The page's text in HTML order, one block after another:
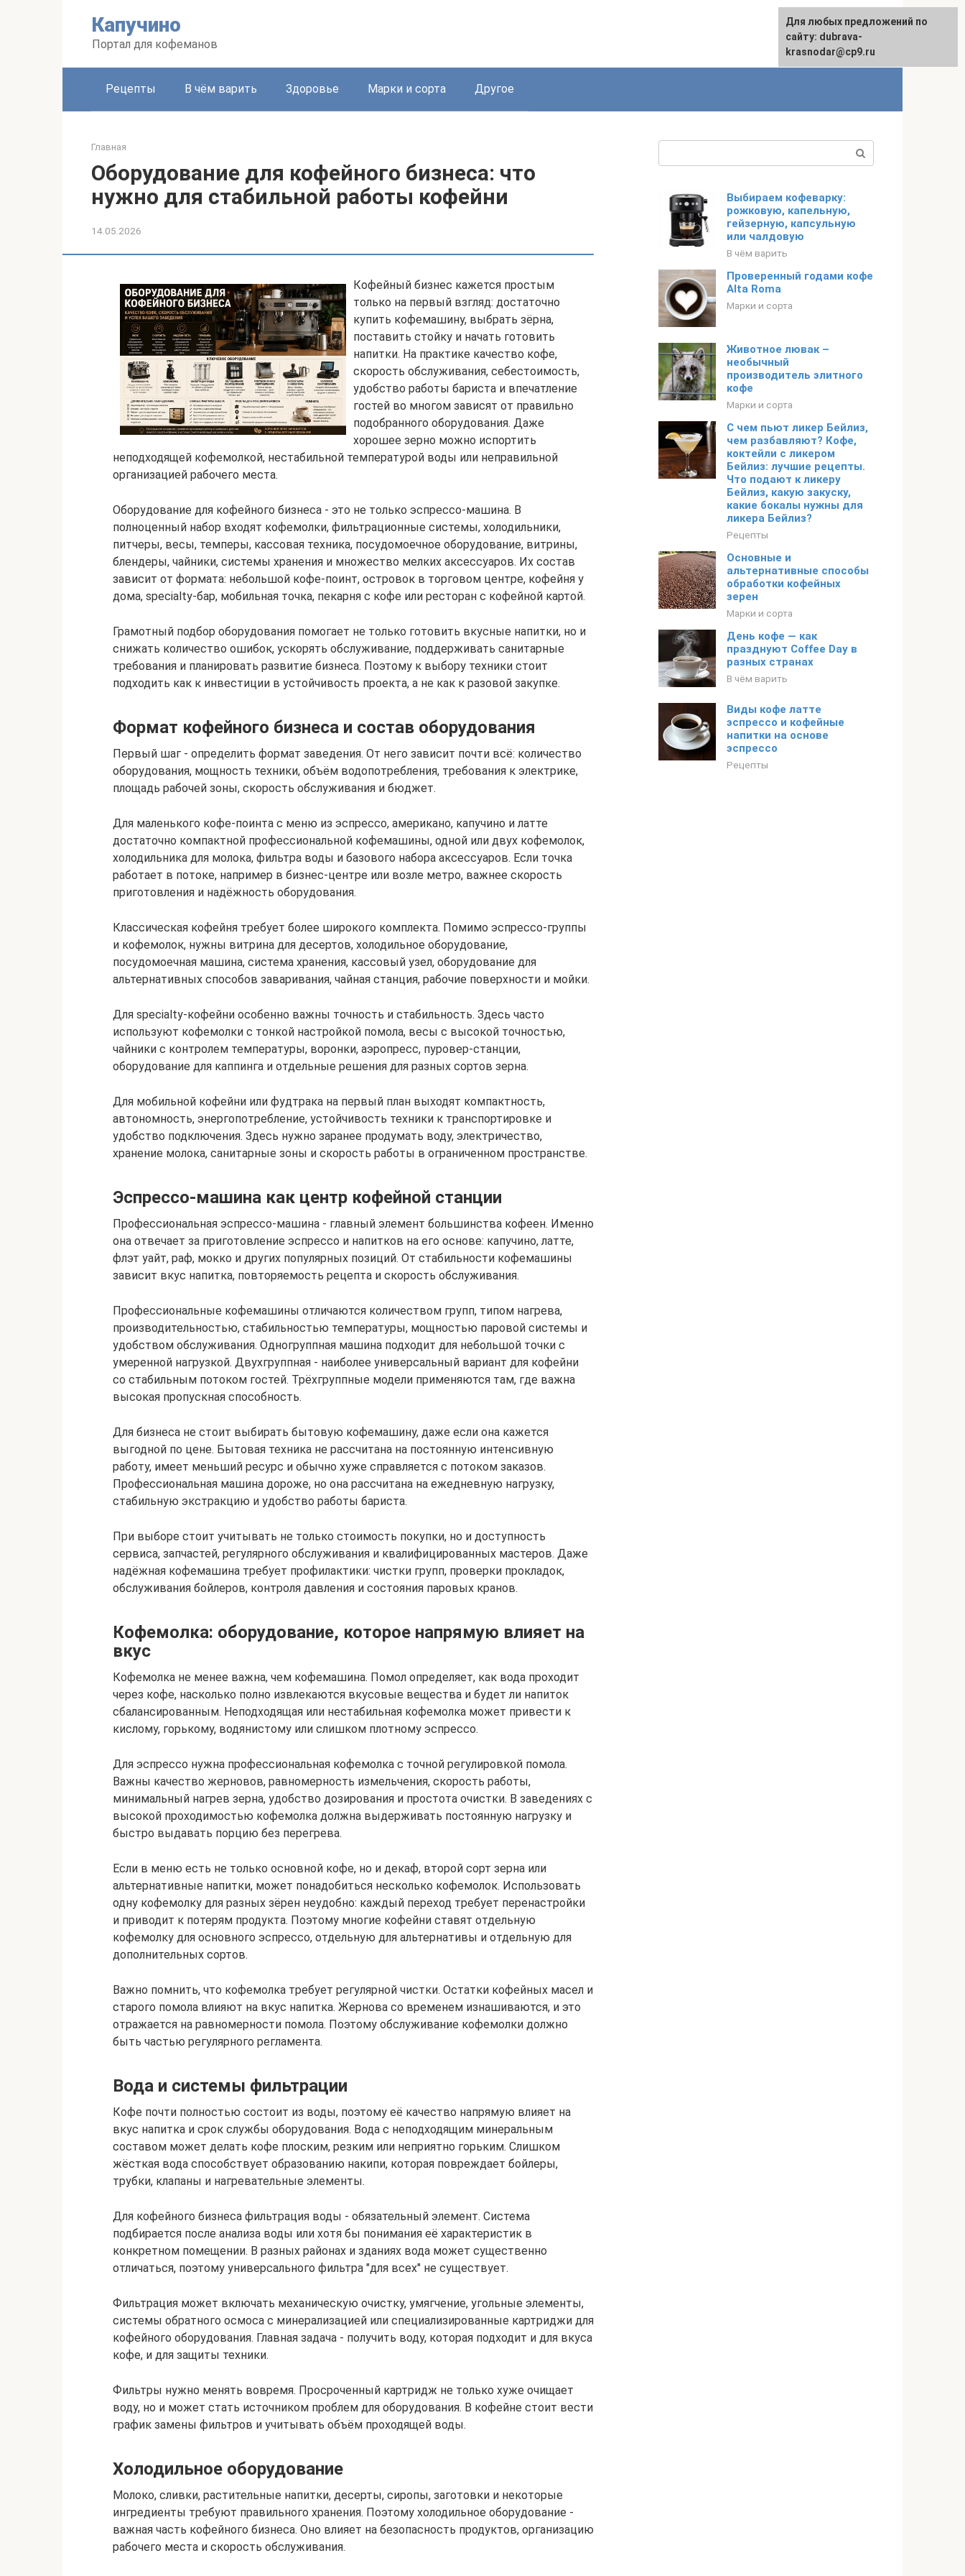
Капучино
Портал для кофеманов
Рецепты В чём варить Здоровье Марки и сорта Другое
Главная
Оборудование для кофейного бизнеса: что
нужно для стабильной работы кофейни
14.05.2026
Кофейный бизнес кажется простым
только на первый взгляд: достаточно
купить кофемашину, выбрать зёрна,
поставить стойку и начать готовить
напитки. На практике качество кофе,
скорость обслуживания, себестоимость,
удобство работы бариста и впечатление
гостей во многом зависят от правильно
подобранного оборудования. Даже
хорошее зерно можно испортить
неподходящей кофемолкой, нестабильной температурой воды или неправильной
организацией рабочего места.
Оборудование для кофейного бизнеса - это не только эспрессо-машина. В
полноценный набор входят кофемолки, фильтрационные системы, холодильники,
питчеры, весы, темперы, кассовая техника, посудомоечное оборудование, витрины,
блендеры, чайники, системы хранения и множество мелких аксессуаров. Их состав
зависит от формата: небольшой кофе-поинт, островок в торговом центре, кофейня у
дома, specialty-бар, мобильная точка, пекарня с кофе или ресторан с кофейной картой.
Грамотный подбор оборудования помогает не только готовить вкусные напитки, но и
снижать количество ошибок, ускорять обслуживание, поддерживать санитарные
требования и планировать развитие бизнеса. Поэтому к выбору техники стоит
подходить как к инвестиции в устойчивость проекта, а не как к разовой закупке.
Формат кофейного бизнеса и состав оборудования
Первый шаг - определить формат заведения. От него зависит почти всё: количество
оборудования, мощность техники, объём водопотребления, требования к электрике,
площадь рабочей зоны, скорость обслуживания и бюджет.
Для маленького кофе-поинта с меню из эспрессо, американо, капучино и латте
достаточно компактной профессиональной кофемашины, одной или двух кофемолок,
холодильника для молока, фильтра воды и базового набора аксессуаров. Если точка
работает в потоке, например в бизнес-центре или возле метро, важнее скорость
приготовления и надёжность оборудования.
Классическая кофейня требует более широкого комплекта. Помимо эспрессо-группы
и кофемолок, нужны витрина для десертов, холодильное оборудование,
посудомоечная машина, система хранения, кассовый узел, оборудование для
альтернативных способов заваривания, чайная станция, рабочие поверхности и мойки.
Для specialty-кофейни особенно важны точность и стабильность. Здесь часто
используют кофемолки с тонкой настройкой помола, весы с высокой точностью,
чайники с контролем температуры, воронки, аэропресс, пуровер-станции,
оборудование для каппинга и отдельные решения для разных сортов зерна.
Для мобильной кофейни или фудтрака на первый план выходят компактность,
автономность, энергопотребление, устойчивость техники к транспортировке и
удобство подключения. Здесь нужно заранее продумать воду, электричество,
хранение молока, санитарные зоны и скорость работы в ограниченном пространстве.
Эспрессо-машина как центр кофейной станции
Профессиональная эспрессо-машина - главный элемент большинства кофеен. Именно
она отвечает за приготовление эспрессо и напитков на его основе: капучино, латте,
флэт уайт, раф, мокко и других популярных позиций. От стабильности кофемашины
зависит вкус напитка, повторяемость рецепта и скорость обслуживания.
Профессиональные кофемашины отличаются количеством групп, типом нагрева,
производительностью, стабильностью температуры, мощностью паровой системы и
удобством обслуживания. Одногруппная машина подходит для небольшой точки с
умеренной нагрузкой. Двухгруппная - наиболее универсальный вариант для кофейни
со стабильным потоком гостей. Трёхгруппные модели применяются там, где важна
высокая пропускная способность.
Для бизнеса не стоит выбирать бытовую кофемашину, даже если она кажется
выгодной по цене. Бытовая техника не рассчитана на постоянную интенсивную
работу, имеет меньший ресурс и обычно хуже справляется с потоком заказов.
Профессиональная машина дороже, но она рассчитана на ежедневную нагрузку,
стабильную экстракцию и удобство работы бариста.
При выборе стоит учитывать не только стоимость покупки, но и доступность
сервиса, запчастей, регулярного обслуживания и квалифицированных мастеров. Даже
надёжная кофемашина требует профилактики: чистки групп, проверки прокладок,
обслуживания бойлеров, контроля давления и состояния паровых кранов.
Кофемолка: оборудование, которое напрямую влияет на
вкус
Кофемолка не менее важна, чем кофемашина. Помол определяет, как вода проходит
через кофе, насколько полно извлекаются вкусовые вещества и будет ли напиток
сбалансированным. Неподходящая или нестабильная кофемолка может привести к
кислому, горькому, водянистому или слишком плотному эспрессо.
Для эспрессо нужна профессиональная кофемолка с точной регулировкой помола.
Важны качество жерновов, равномерность измельчения, скорость работы,
минимальный нагрев зерна, удобство дозирования и простота очистки. В заведениях с
высокой проходимостью кофемолка должна выдерживать постоянную нагрузку и
быстро выдавать порцию без перегрева.
Если в меню есть не только основной кофе, но и декаф, второй сорт зерна или
альтернативные напитки, может понадобиться несколько кофемолок. Использовать
одну кофемолку для разных зёрен неудобно: каждый переход требует перенастройки
и приводит к потерям продукта. Поэтому многие кофейни ставят отдельную
кофемолку для основного эспрессо, отдельную для альтернативы и отдельную для
дополнительных сортов.
Важно помнить, что кофемолка требует регулярной чистки. Остатки кофейных масел и
старого помола влияют на вкус напитка. Жернова со временем изнашиваются, и это
отражается на равномерности помола. Поэтому обслуживание кофемолки должно
быть частью регулярного регламента.
Вода и системы фильтрации
Кофе почти полностью состоит из воды, поэтому её качество напрямую влияет на
вкус напитка и срок службы оборудования. Вода с неподходящим минеральным
составом может делать кофе плоским, резким или неприятно горьким. Слишком
жёсткая вода способствует образованию накипи, которая повреждает бойлеры,
трубки, клапаны и нагревательные элементы.
Для кофейного бизнеса фильтрация воды - обязательный элемент. Система
подбирается после анализа воды или хотя бы понимания её характеристик в
конкретном помещении. В разных районах и зданиях вода может существенно
отличаться, поэтому универсального фильтра "для всех" не существует.
Фильтрация может включать механическую очистку, умягчение, угольные элементы,
системы обратного осмоса с минерализацией или специализированные картриджи для
кофейного оборудования. Главная задача - получить воду, которая подходит и для вкуса
кофе, и для защиты техники.
Фильтры нужно менять вовремя. Просроченный картридж не только хуже очищает
воду, но и может стать источником проблем для оборудования. В кофейне стоит вести
график замены фильтров и учитывать объём проходящей воды.
Холодильное оборудование
Молоко, сливки, растительные напитки, десерты, сиропы, заготовки и некоторые
ингредиенты требуют правильного хранения. Поэтому холодильное оборудование -
важная часть кофейного бизнеса. Оно влияет на безопасность продуктов, организацию
рабочего места и скорость обслуживания.
Выбираем кофеварку:
рожковую, капельную,
гейзерную, капсульную
или чалдовую
В чём варить
Проверенный годами кофе
Alta Roma
Марки и сорта
Животное лювак –
необычный
производитель элитного
кофе
Марки и сорта
С чем пьют ликер Бейлиз,
чем разбавляют? Кофе,
коктейли с ликером
Бейлиз: лучшие рецепты.
Что подают к ликеру
Бейлиз, какую закуску,
какие бокалы нужны для
ликера Бейлиз?
Рецепты
Основные и
альтернативные способы
обработки кофейных
зерен
Марки и сорта
День кофе — как
празднуют Coffee Day в
разных странах
В чём варить
Виды кофе латте
эспрессо и кофейные
напитки на основе
эспрессо
Рецепты
Для любых предложений по
сайту: dubrava-
krasnodar@cp9.ru